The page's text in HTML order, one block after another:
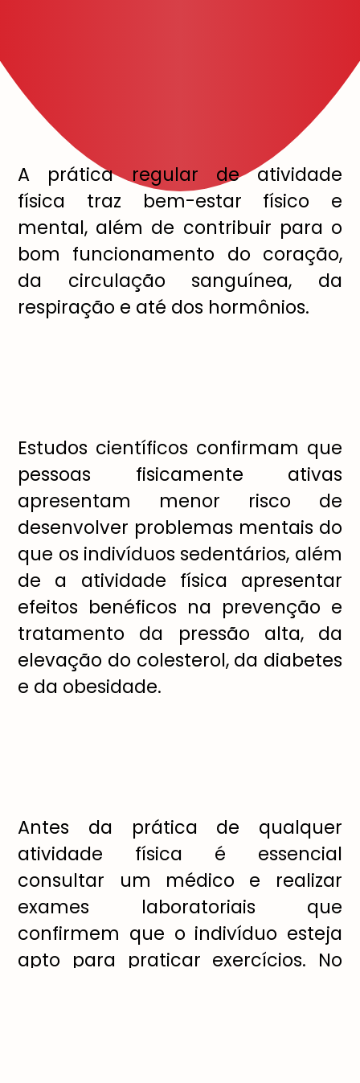
A prática regular de atividade
física traz bem-estar físico e
mental, além de contribuir para o
bom funcionamento do coração,
da circulação sanguínea, da
respiração e até dos hormônios.
Estudos científicos confirmam que
pessoas fisicamente ativas
apresentam menor risco de
desenvolver problemas mentais do
que os indivíduos sedentários, além
de a atividade física apresentar
efeitos benéficos na prevenção e
tratamento da pressão alta, da
elevação do colesterol, da diabetes
e da obesidade.
Antes da prática de qualquer
atividade física é essencial
consultar um médico e realizar
exames laboratoriais que
confirmem que o indivíduo esteja
apto para praticar exercícios. No